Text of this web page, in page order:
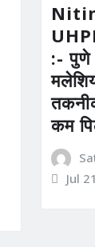
:- पुणे
कम
Jul